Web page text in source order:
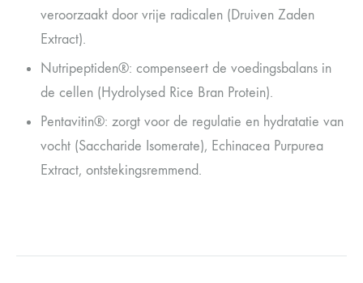
veroorzaakt door vrije radicalen (Druiven Zaden
Extract).
Nutripeptiden®: compenseert de voedingsbalans in
de cellen (Hydrolysed Rice Bran Protein).
Pentavitin®: zorgt voor de regulatie en hydratatie van
vocht (Saccharide Isomerate), Echinacea Purpurea
Extract, ontstekingsremmend.